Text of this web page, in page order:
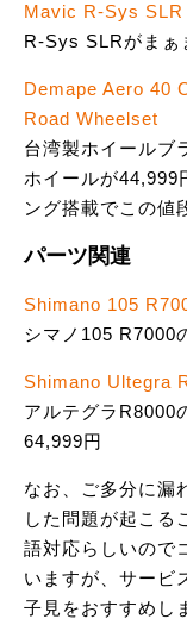
Mavic R-Sys
R-Sys SLRがまぁ
Demape Aero 40
Road Wheelset
台湾製ホイールブ
ホイールが44,999
ング搭載でこの値
パーツ関連
Shimano 105
シマノ105 R7000
Shimano Ultegra
アルテグラR8000
64,999円
なお、ご多分に漏
した問題が起こる
語対応らしいので
いますが、サービ
子見をおすすめし